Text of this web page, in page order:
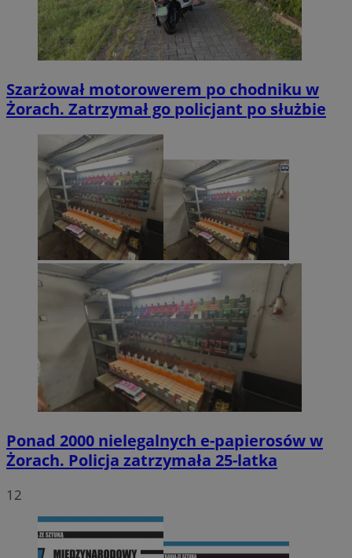
Szarżował motorowerem po chodniku w
Żorach. Zatrzymał go policjant po służbie
Ponad 2000 nielegalnych e-papierosów w
Żorach. Policja zatrzymała 25-latka
12